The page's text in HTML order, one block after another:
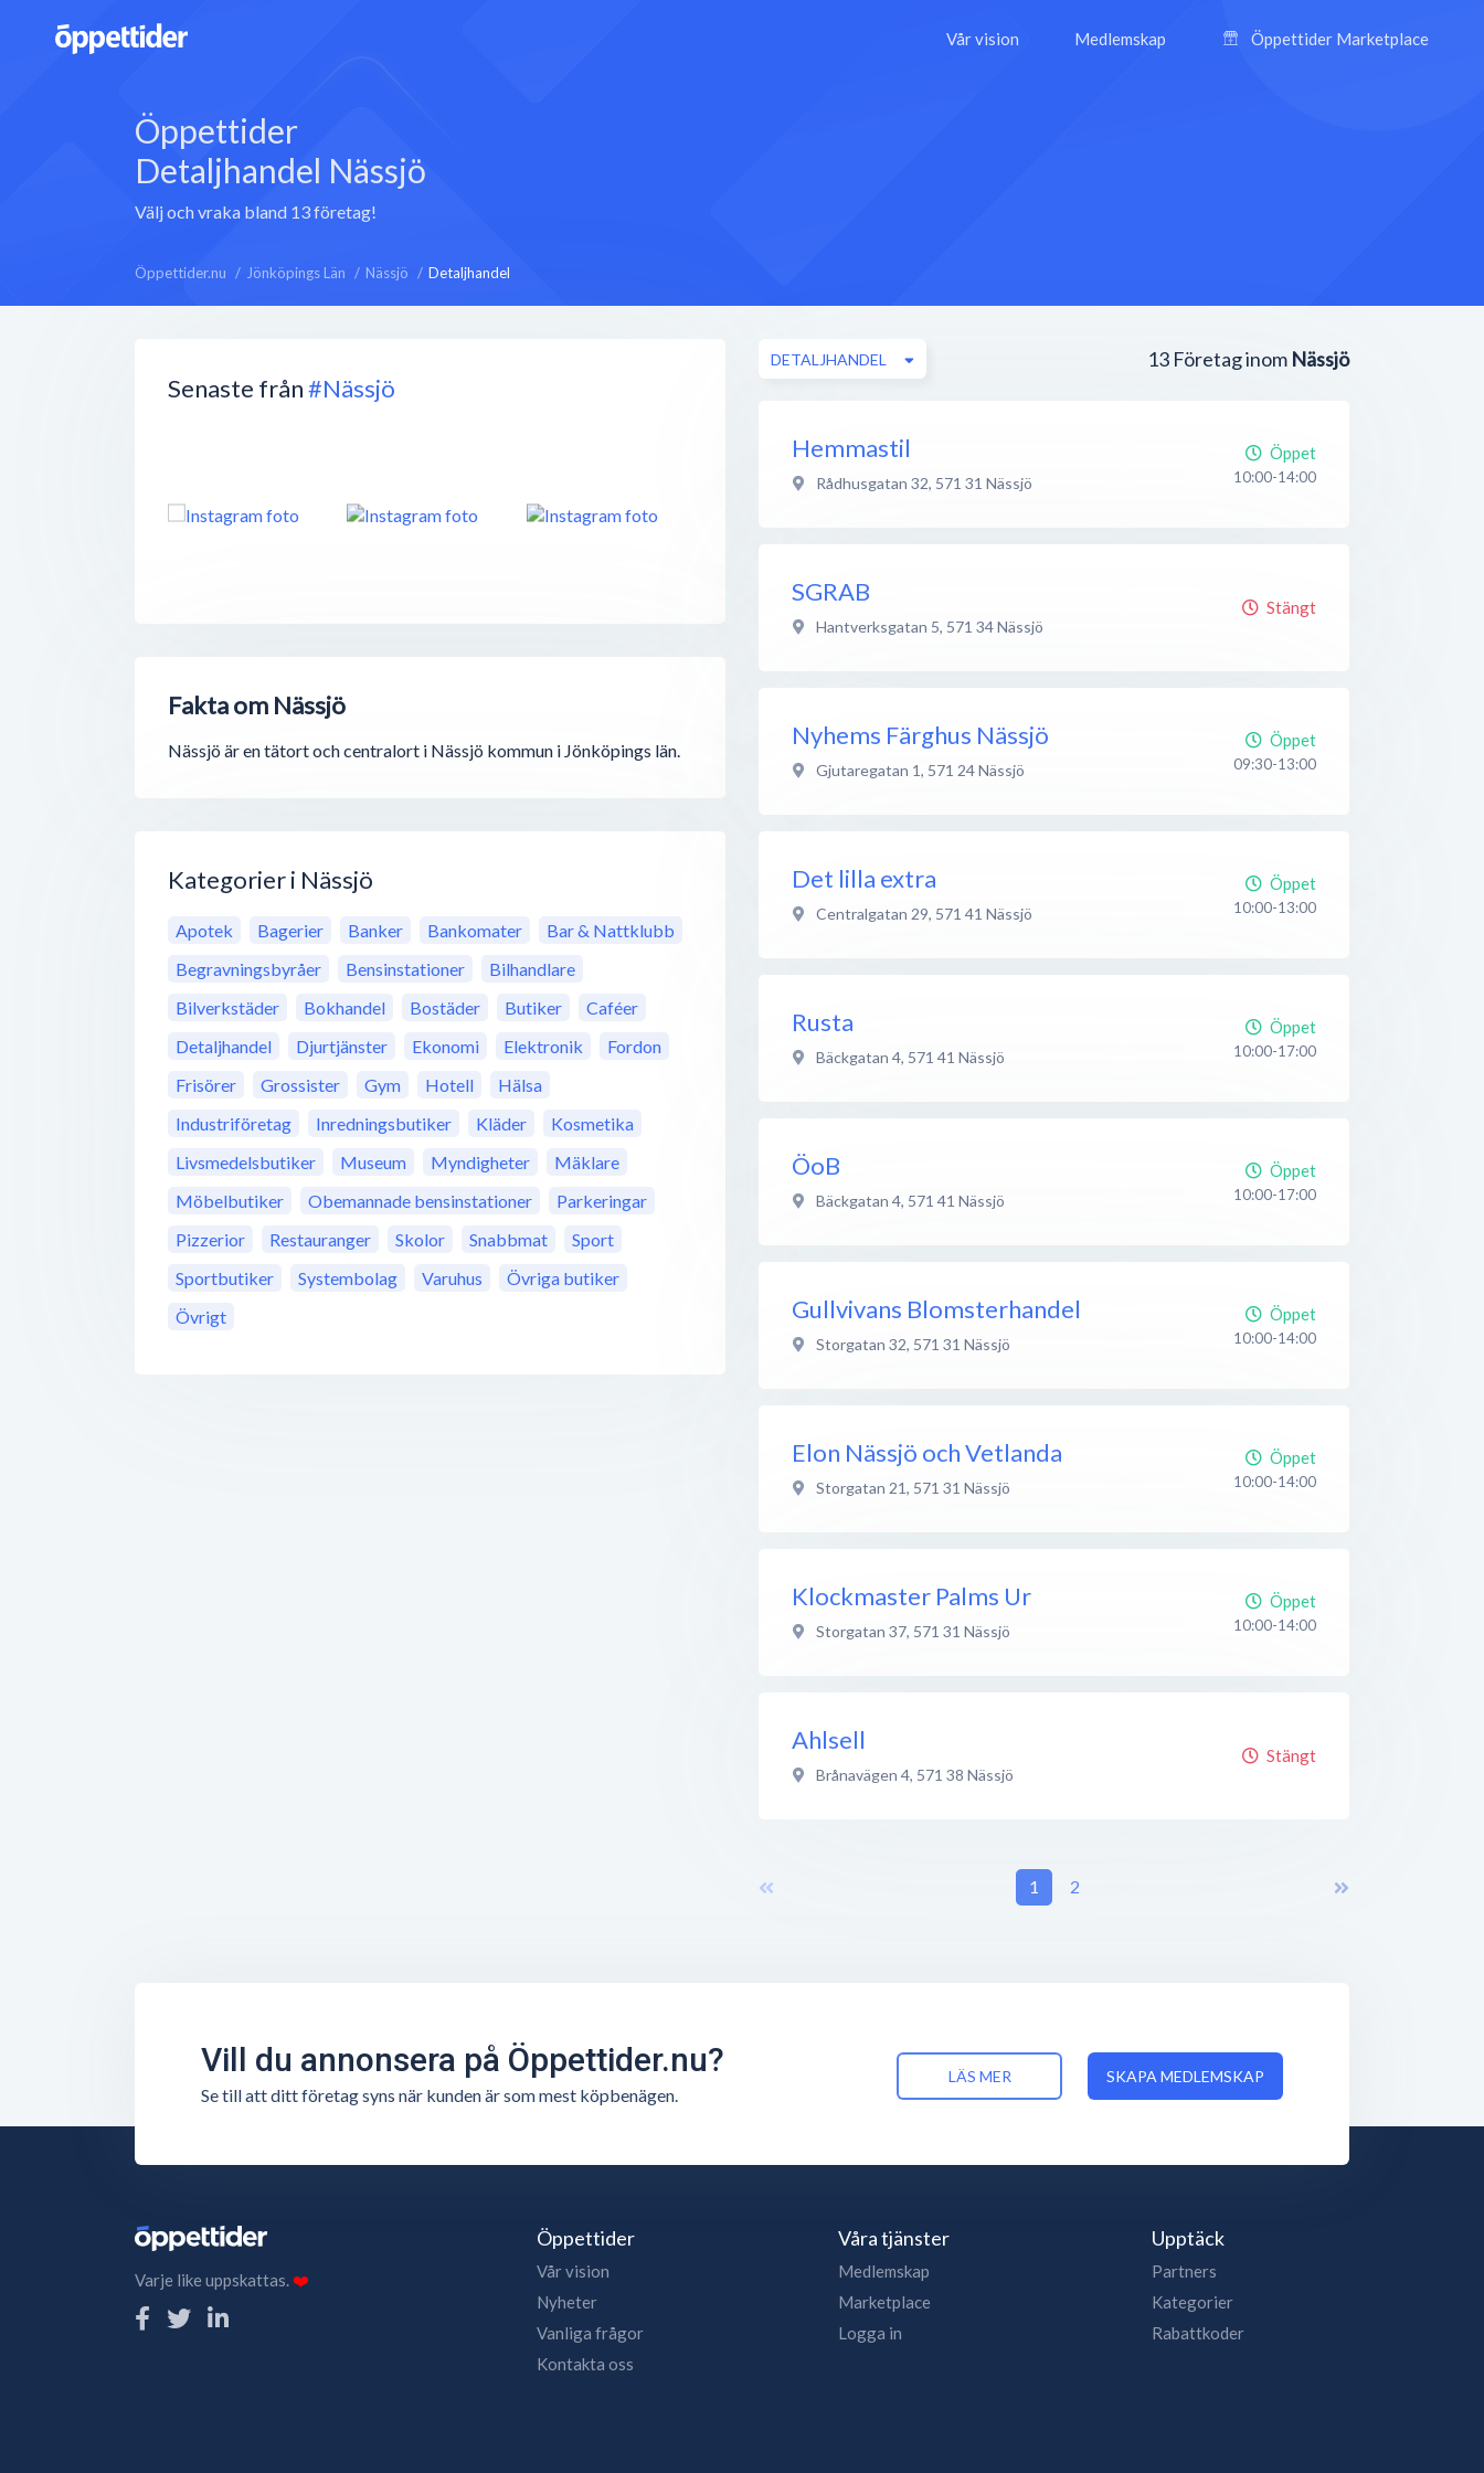
Vår vision Medlemskap Öppettider Marketplace
Öppettider
Detaljhandel Nässjö
Välj och vraka bland 13 företag!
Öppettider.nu Jönköpings Län Nässjö Detaljhandel
Senaste från#Nässjö
Fakta om Nässjö
Nässjö är en tätort och centralort i Nässjö kommun i Jönköpings län.
Kategorier i Nässjö
Apotek Bagerier Banker Bankomater
Bar & Nattklubb
Begravningsbyråer
Bensinstationer
Bilhandlare
Bilverkstäder
Bokhandel Bostäder Butiker
Caféer
Detaljhandel
Djurtjänster Ekonomi Elektronik
Fordon
Frisörer
Grossister Gym Hotell
Hälsa
Industriföretag
Inredningsbutiker Kläder
Kosmetika
Livsmedelsbutiker
Museum Myndigheter
Mäklare
Möbelbutiker
Obemannade bensinstationer
Parkeringar
Pizzerior
Restauranger Skolor Snabbmat
Sport
Sportbutiker
Systembolag Varuhus
Övriga butiker
Övrigt
13 Företag inom Nässjö
DETALJHANDEL
Hemmastil
Rådhusgatan 32, 571 31 Nässjö
Öppet
10:00-14:00
SGRAB
Hantverksgatan 5, 571 34Nässjö
Stängt
Nyhems Färghus Nässjö
Gjutaregatan 1, 571 24Nässjö
Öppet
09:30-13:00
Det lilla extra
Centralgatan 29, 571 41 Nässjö
Öppet
10:00-13:00
Rusta
Bäckgatan 4, 571 41 Nässjö
Öppet
10:00-17:00
ÖoB
Bäckgatan 4, 571 41 Nässjö
Öppet
10:00-17:00
Gullvivans Blomsterhandel
Storgatan 32, 571 31 Nässjö
Öppet
10:00-14:00
Elon Nässjö och Vetlanda
Storgatan 21, 571 31 Nässjö
Öppet
10:00-14:00
Klockmaster Palms Ur
Storgatan 37, 571 31 Nässjö
Öppet
10:00-14:00
Ahlsell
Brånavägen 4, 571 38 Nässjö
Stängt
1 2
Vill du annonsera på Öppettider.nu?
Se till att ditt företag syns när kunden är som mest köpbenägen.
LÄS MER SKAPA MEDLEMSKAP
Varje like uppskattas.❤️
Öppettider
Vår vision
Nyheter
Vanliga frågor
Kontakta oss
Våra tjänster
Medlemskap
Marketplace
Logga in
Upptäck
Partners
Kategorier
Rabattkoder